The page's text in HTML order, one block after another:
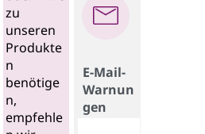
zu
unseren
Produkte
n
benötige
n,
empfehle
E-Mail-
Warnun
gen